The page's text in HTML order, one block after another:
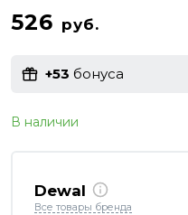
526 руб.
+53 бонуса
В наличии
Dewal
Все товары бренда